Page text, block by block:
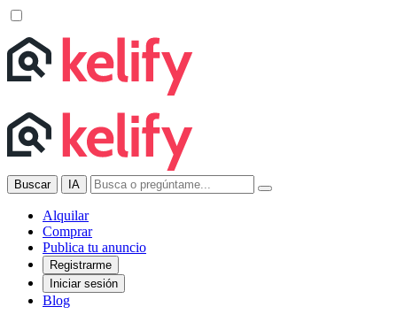
Buscar IA
Alquilar
Comprar
Publica tu anuncio
Registrarme
Iniciar sesión
Blog